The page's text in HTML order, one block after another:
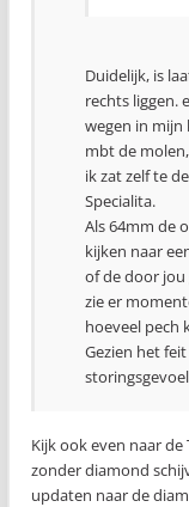
Duidelijk, is
rechts liggen.
wegen in mijn
mbt de
ik zat zelf te
Specialita.
Als 64mm de
kijken naar
of de door jou
zie er
hoeveel pech
Gezien het
Kijk ook even naar
zonder diamond
updaten naar de